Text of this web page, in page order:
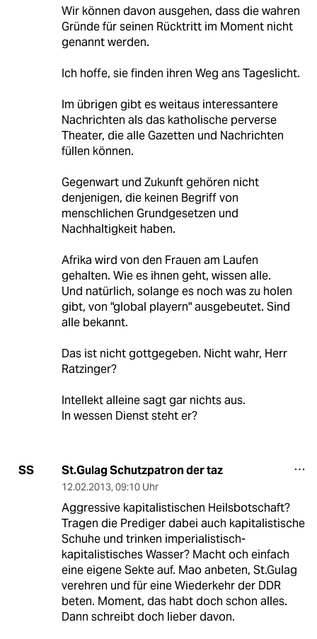
Wir können davon ausgehen, dass die wahren
Gründe für seinen Rücktritt im Moment nicht
genannt werden.
Ich hoffe, sie finden ihren Weg ans Tageslicht.
Im übrigen gibt es weitaus interessantere
Nachrichten als das katholische perverse
Theater, die alle Gazetten und Nachrichten
füllen können.
Gegenwart und Zukunft gehören nicht
denjenigen, die keinen Begriff von
menschlichen Grundgesetzen und
Nachhaltigkeit haben.
Afrika wird von den Frauen am Laufen
gehalten. Wie es ihnen geht, wissen alle.
Und natürlich, solange es noch was zu holen
gibt, von "global playern" ausgebeutet. Sind
alle bekannt.
Das ist nicht gottgegeben. Nicht wahr, Herr
Ratzinger?
Intellekt alleine sagt gar nichts aus.
In wessen Dienst steht er?
SS St.Gulag Schutzpatron der taz
12.02.2013, 09:10 Uhr
Aggressive kapitalistischen Heilsbotschaft?
Tragen die Prediger dabei auch kapitalistische
Schuhe und trinken imperialistisch-
kapitalistisches Wasser? Macht och einfach
eine eigene Sekte auf. Mao anbeten, St.Gulag
verehren und für eine Wiederkehr der DDR
beten. Moment, das habt doch schon alles.
Dann schreibt doch lieber davon.